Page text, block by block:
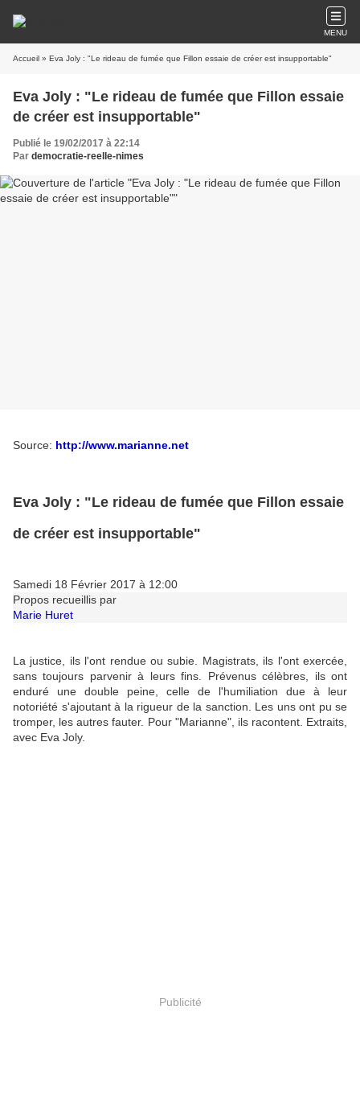
MENU
Accueil » Eva Joly : "Le rideau de fumée que Fillon essaie de créer est insupportable"
Eva Joly : "Le rideau de fumée que Fillon essaie
de créer est insupportable"
Publié le 19/02/2017 à 22:14
Par democratie-reelle-nimes
Source: http://www.marianne.net
Eva Joly : "Le rideau de fumée que Fillon essaie
de créer est insupportable"
Samedi 18 Février 2017 à 12:00
Propos recueillis par
Marie Huret
La justice, ils l'ont rendue ou subie. Magistrats, ils l'ont exercée,
sans toujours parvenir à leurs fins. Prévenus célèbres, ils ont
enduré une double peine, celle de l'humiliation due à leur
notoriété s'ajoutant à la rigueur de la sanction. Les uns ont pu se
tromper, les autres fauter. Pour "Marianne", ils racontent. Extraits,
avec Eva Joly.
Publicité